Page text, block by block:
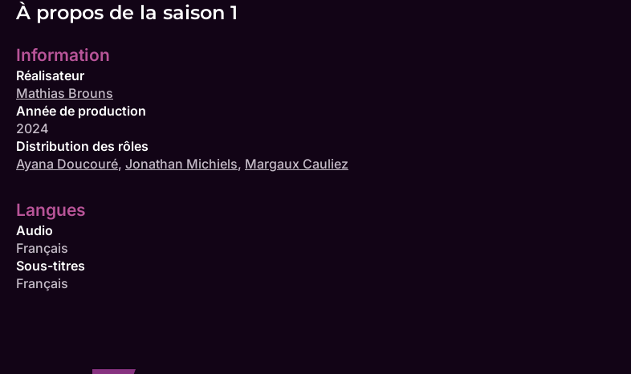
À propos de la saison 1
Information
Réalisateur
Mathias Brouns
Année de production
2024
Distribution des rôles
Ayana Doucouré, Jonathan Michiels, Margaux Cauliez
Langues
Audio
Français
Sous-titres
Français